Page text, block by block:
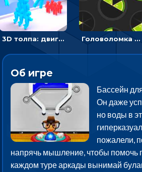
3D толпа: двигаться и собирать цветных человечков Головоломка Ломтики: уложи фрагменты и получи круг
Об игре
Бассейн
Он даже
но воды в
пожалели,
напрячь мышление, чтобы помочь
каждом туре аркады вынимай